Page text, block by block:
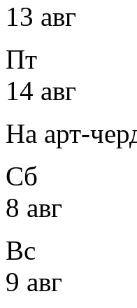
13 авг
Пт
14 авг
На арт-
Сб
8 авг
Вс
9 авг